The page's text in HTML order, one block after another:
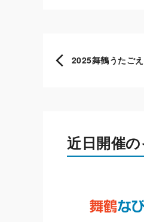
2025舞鶴うたご
近日開催